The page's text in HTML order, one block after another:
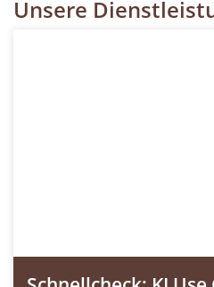
Unsere